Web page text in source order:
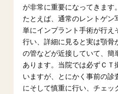
が非常に重要になってきます。
たとえば、通常のレントゲン
単にインプラント手術が行え
行い、詳細に見ると実は顎骨
の管などが近接していて、簡
あります。当院では必ずＣＴ
いますが、とにかく事前の診
にそして慎重に行い、チェッ